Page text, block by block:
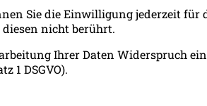
Sie die Einwilligung jederzeit
nicht berührt.
Ihrer Daten Widerspruch
1 DSGVO).